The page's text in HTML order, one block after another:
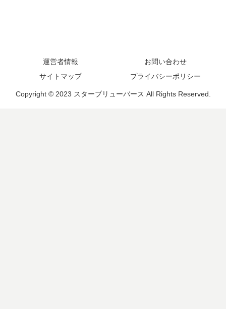
運営者情報
お問い合わせ
サイトマップ
プライバシーポリシー
Copyright © 2023 スターブリューバース All Rights Reserved.